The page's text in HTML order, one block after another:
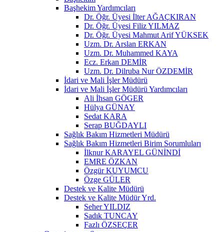
Başhekim Yardımcıları
Dr. Öğr. Üyesi İlter AĞAÇKIRAN
Dr. Öğr. Üyesi Filiz YILMAZ
Dr. Öğr. Üyesi Mahmut Arif YÜKSEK
Uzm. Dr. Arslan ERKAN
Uzm. Dr. Muhammed KAYA
Ecz. Erkan DEMİR
Uzm. Dr. Dilruba Nur ÖZDEMİR
İdari ve Mali İşler Müdürü
İdari ve Mali İşler Müdürü Yardımcıları
Ali İhsan GÖGER
Hülya GÜNAY
Sedat KARA
Serap BUĞDAYLI
Sağlık Bakım Hizmetleri Müdürü
Sağlık Bakım Hizmetleri Birim Sorumluları
İlknur KARAYEL GÜNİNDİ
EMRE ÖZKAN
Özgür KUYUMCU
Özge GÜLER
Destek ve Kalite Müdürü
Destek ve Kalite Müdür Yrd.
Seher YILDIZ
Sadık TUNCAY
Fazlı ÖZSEÇER